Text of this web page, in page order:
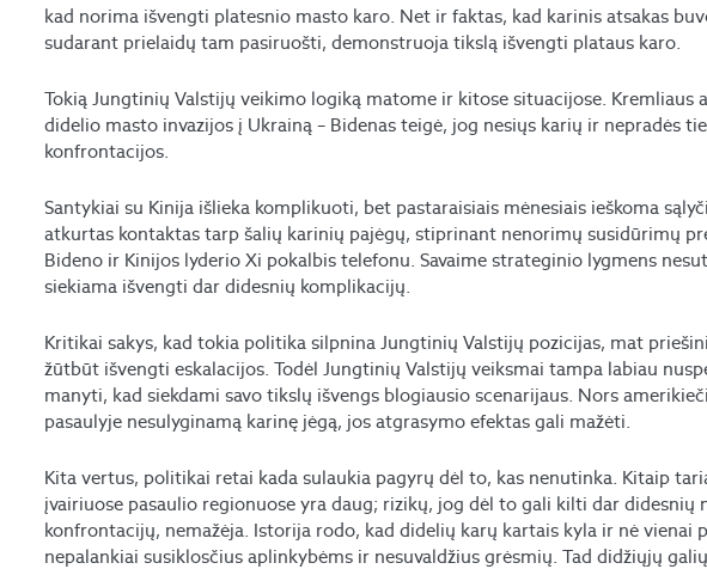
kad norima išvengti platesnio masto karo. Net ir faktas, kad karinis atsakas
sudarant prielaidų tam pasiruošti, demonstruoja tikslą išvengti plataus karo.
Tokią Jungtinių Valstijų veikimo logiką matome ir kitose situacijose. Kremliaus
didelio masto invazijos į Ukrainą – Bidenas teigė, jog nesiųs karių ir nepradės
konfrontacijos.
Santykiai su Kinija išlieka komplikuoti, bet pastaraisiais mėnesiais ieškoma
atkurtas kontaktas tarp šalių karinių pajėgų, stiprinant nenorimų susidūrimų
Bideno ir Kinijos lyderio Xi pokalbis telefonu. Savaime strateginio lygmens
siekiama išvengti dar didesnių komplikacijų.
Kritikai sakys, kad tokia politika silpnina Jungtinių Valstijų pozicijas, mat
žūtbūt išvengti eskalacijos. Todėl Jungtinių Valstijų veiksmai tampa labiau
manyti, kad siekdami savo tikslų išvengs blogiausio scenarijaus. Nors
pasaulyje nesulyginamą karinę jėgą, jos atgrasymo efektas gali mažėti.
Kita vertus, politikai retai kada sulaukia pagyrų dėl to, kas nenutinka. Kitaip
įvairiuose pasaulio regionuose yra daug; rizikų, jog dėl to gali kilti dar didesnių
konfrontacijų, nemažėja. Istorija rodo, kad didelių karų kartais kyla ir nė vienai
nepalankiai susiklosčius aplinkybėms ir nesuvaldžius grėsmių. Tad didžiųjų